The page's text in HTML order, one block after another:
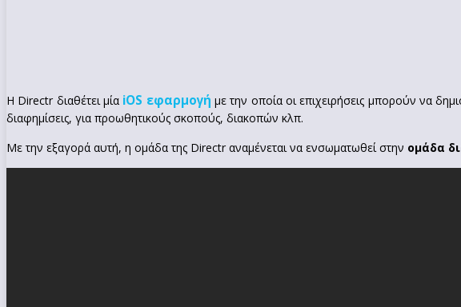
Η Directr διαθέτει μία iOS εφαρμογή με την οποία οι επιχειρήσεις μπορούν να
διαφημίσεις, για προωθητικούς σκοπούς, διακοπών κλπ.
Με την εξαγορά αυτή, η ομάδα της Directr αναμένεται να ενσωματωθεί στην ομάδα